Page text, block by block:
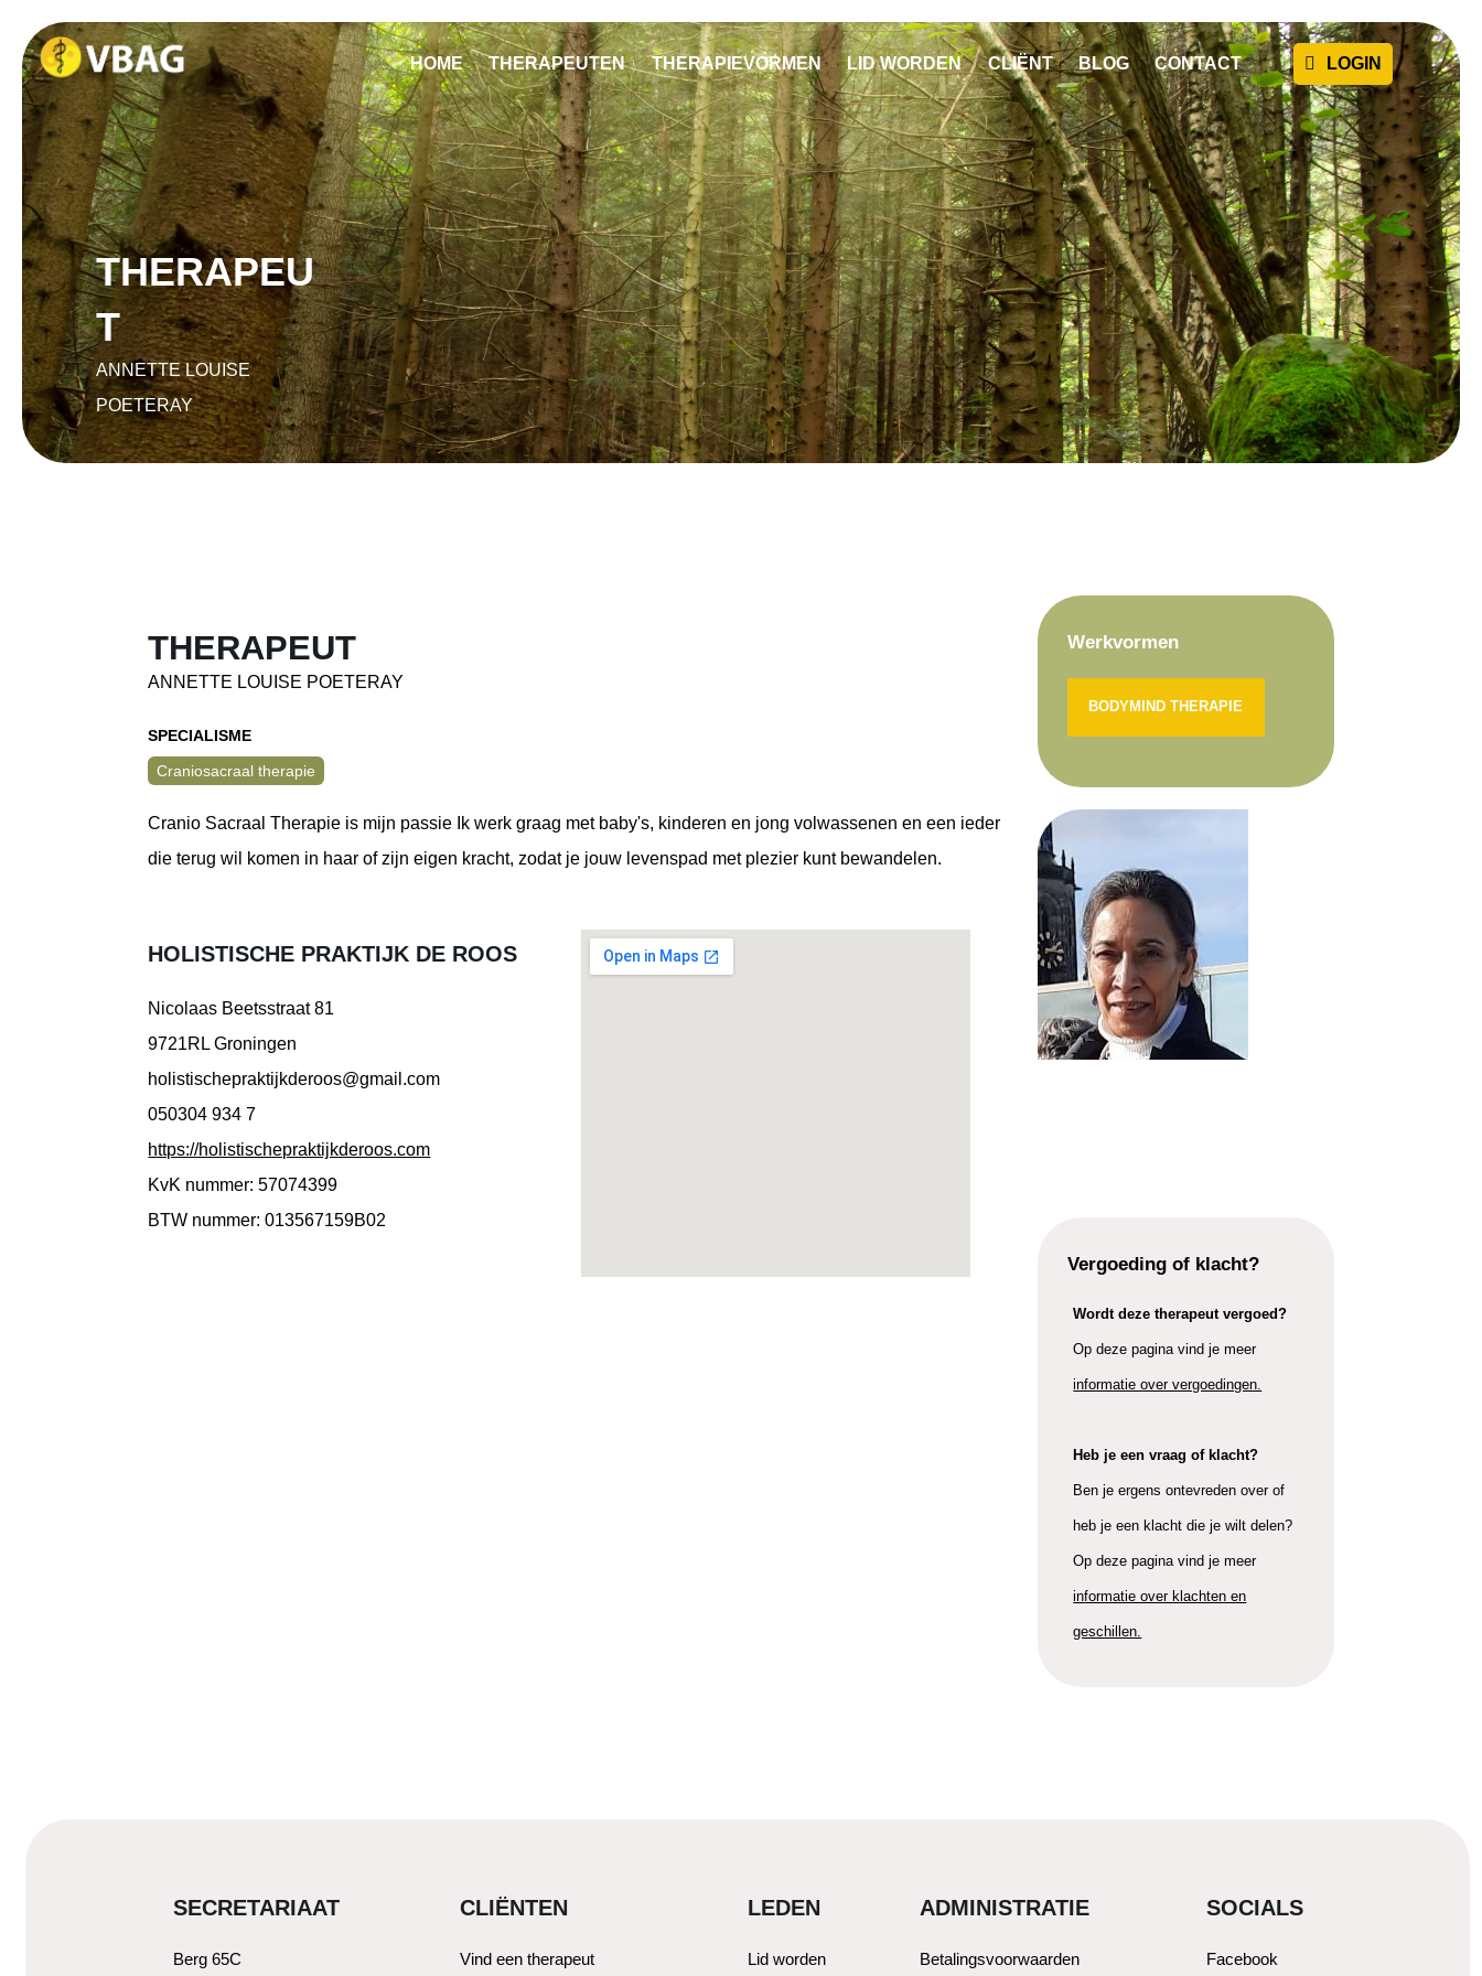
HOME THERAPEUTEN THERAPIEVORMEN LID WORDEN CLIËNT BLOG CONTACT
THERAPEU
T
ANNETTE LOUISE
POETERAY
THERAPEUT
ANNETTE LOUISE POETERAY
SPECIALISME
Craniosacraal therapie
Cranio Sacraal Therapie is mijn passie Ik werk graag met baby's, kinderen en jong volwassenen en een ieder
die terug wil komen in haar of zijn eigen kracht, zodat je jouw levenspad met plezier kunt bewandelen.
HOLISTISCHE PRAKTIJK DE ROOS
Nicolaas Beetsstraat 81
9721RL Groningen
holistischepraktijkderoos@gmail.com
050304 934 7
https://holistischepraktijkderoos.com
KvK nummer: 57074399
BTW nummer: 013567159B02
Werkvormen
BODYMIND THERAPIE
Vergoeding of klacht?
Wordt deze therapeut vergoed?
Op deze pagina vind je meer
informatie over vergoedingen.
Heb je een vraag of klacht?
Ben je ergens ontevreden over of
heb je een klacht die je wilt delen?
Op deze pagina vind je meer
informatie over klachten en
geschillen.
SECRETARIAAT
Berg 65C
CLIËNTEN
Vind een therapeut
LEDEN
Lid worden
ADMINISTRATIE
Betalingsvoorwaarden
SOCIALS
Facebook